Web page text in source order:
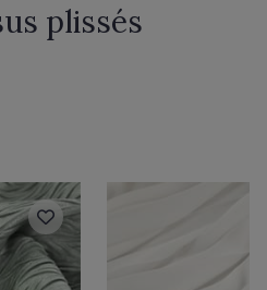
plissés